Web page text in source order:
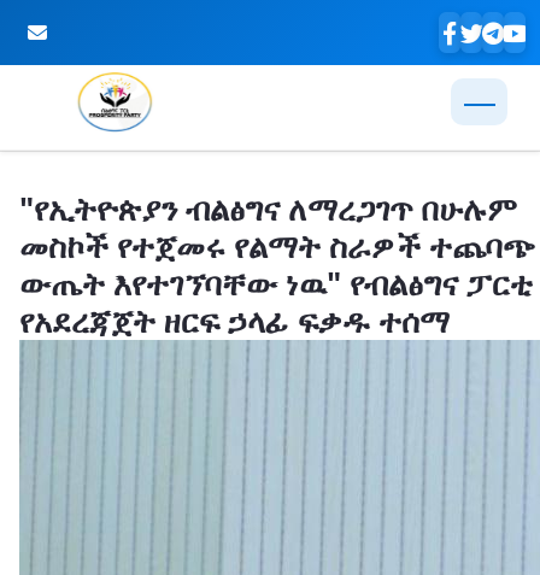
"የኢትዮጵያን ብልፅግና ለማረጋገጥ በሁሉም
መስኮች የተጀመሩ የልማት ስራዎች ተጨባጭ
ውጤት እየተገኘባቸው ነዉ" የብልፅግና ፓርቲ
የአደረጃጀት ዘርፍ ኃላፊ ፍቃዱ ተሰማ